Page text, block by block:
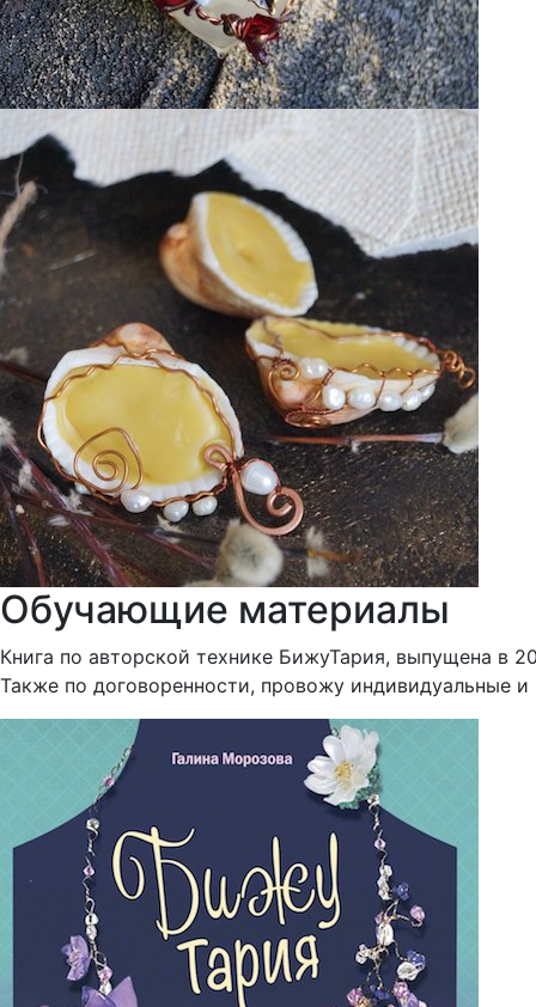
Обучающие материалы
Книга по авторской технике БижуТария, выпущена в
Также по договоренности, провожу индивидуальные